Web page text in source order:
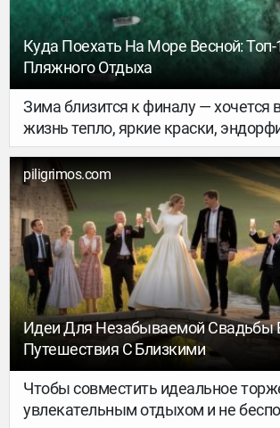
Куда Поехать На Море Весной:
Пляжного Отдыха
Зима близится к финалу — хочется
жизнь тепло, яркие краски,
дела… Рассказываем, куда сгонять
чтобы восстановить силы после
короткого светового дня.
piligrimos.com
Идеи Для Незабываемой Свадьбы
Путешествия С Близкими
Чтобы совместить идеальное
увлекательным отдыхом и не